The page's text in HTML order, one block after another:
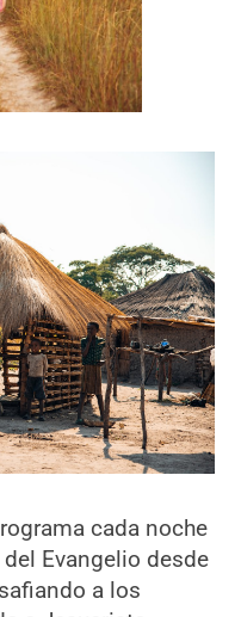
cada noche
Evangelio desde
a los